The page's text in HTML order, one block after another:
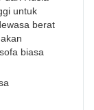
untuk
berat
biasa